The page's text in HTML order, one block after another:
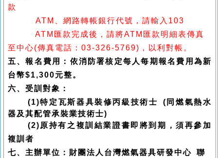
款
ATM、網路轉帳銀行代號，請輸入103
ATM 匯款完成後，請將ATM匯款明細表傳真
至中心(傳真電話：03-326-5769)，以利對帳。
五、報名費用：依消防署核定每人每期 報名費用為新
台幣$1,300元整。
六、受訓對象：
(1)特定瓦斯器具裝修丙級技術士 (同燃氣熱水
器及其配管承裝業技術士)
(2) 原持有之複訓結業證書即將到期，須再參加
複訓者
七、主辦單位：財團法人台灣燃氣器具研發中心 聯